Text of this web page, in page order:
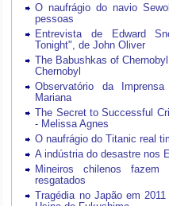
O naufrágio do navio
pessoas
Entrevista de Edward
Tonight", de John Oliver
The Babushkas of
Chernobyl
Observatório da
Mariana
The Secret to Successful
- Melissa Agnes
O naufrágio do Titanic real
A indústria do desastre nos
Mineiros chilenos fazem
resgatados
Tragédia no Japão em